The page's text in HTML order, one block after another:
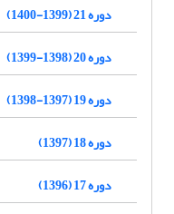
دوره 21 (1399-1400)
دوره 20 (1398-1399)
دوره 19 (1397-1398)
دوره 18 (1397)
دوره 17 (1396)